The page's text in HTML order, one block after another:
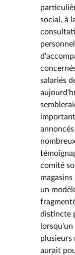
social, à
salariés
comité
un
distincte
lorsqu'un
plusieurs
aurait